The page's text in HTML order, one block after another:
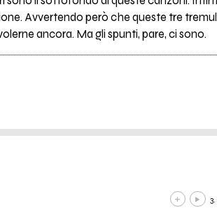
Avvertendo però che queste tre
ancora. Ma gli spunti, pare, ci sono.